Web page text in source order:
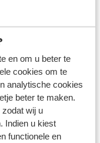
en om u beter te
cookies om te
analytische cookies
beter te maken.
wij u
Indien u kiest
functionele en
en onze